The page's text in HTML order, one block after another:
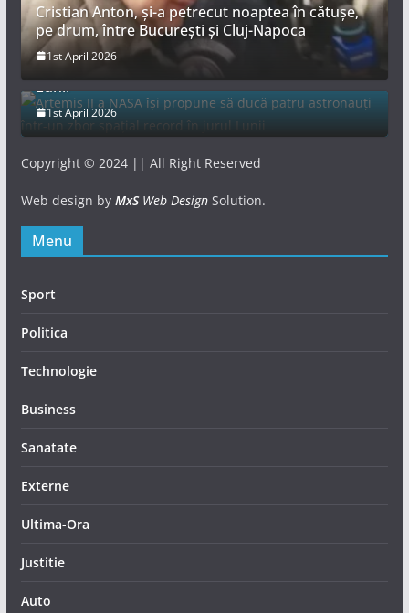
Cristian Anton, și-a petrecut noaptea în cătușe,
pe drum, între București și Cluj-Napoca
1st April 2026
Artemis II a NASA își propune să ducă patru
astronauți într-un zbor spațial record în jurul
Lunii
1st April 2026
Copyright © 2024 || All Right Reserved
Web design by MxSWeb DesignSolution.
Menu
Sport
Politica
Technologie
Business
Sanatate
Externe
Ultima-Ora
Justitie
Auto